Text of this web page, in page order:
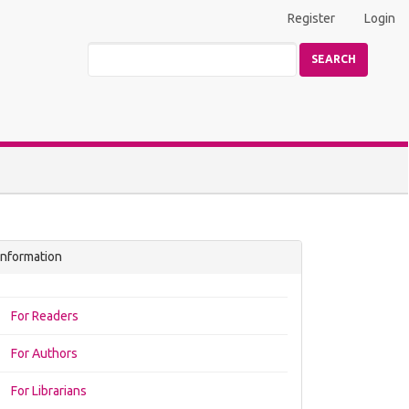
Register Login
SEARCH
For Readers
For Authors
For Librarians